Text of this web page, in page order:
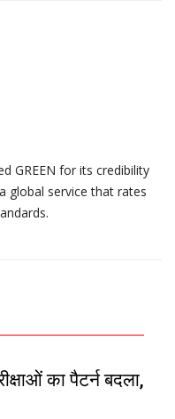
GREEN for its credibility
global service that rates
का पैटर्न बदला,